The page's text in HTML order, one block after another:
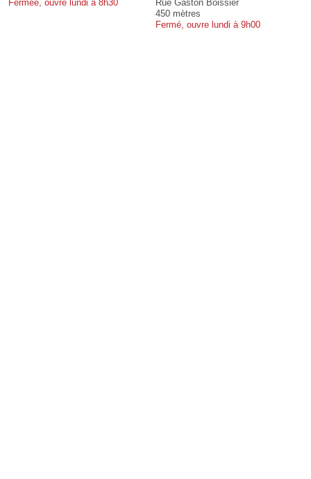
Fermée, ouvre lundi à 8h30
Rue Gaston Boissier
450 mètres
Fermé, ouvre lundi à 9h00